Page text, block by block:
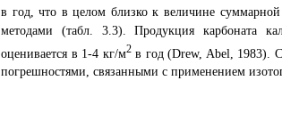
в год, что в целом близко к величине
методами (табл. 3.3). Продукция карбоната
оценивается в 1-4 кг/м2в год (Drew, Abel, 1983).
погрешностями, связанными с применением